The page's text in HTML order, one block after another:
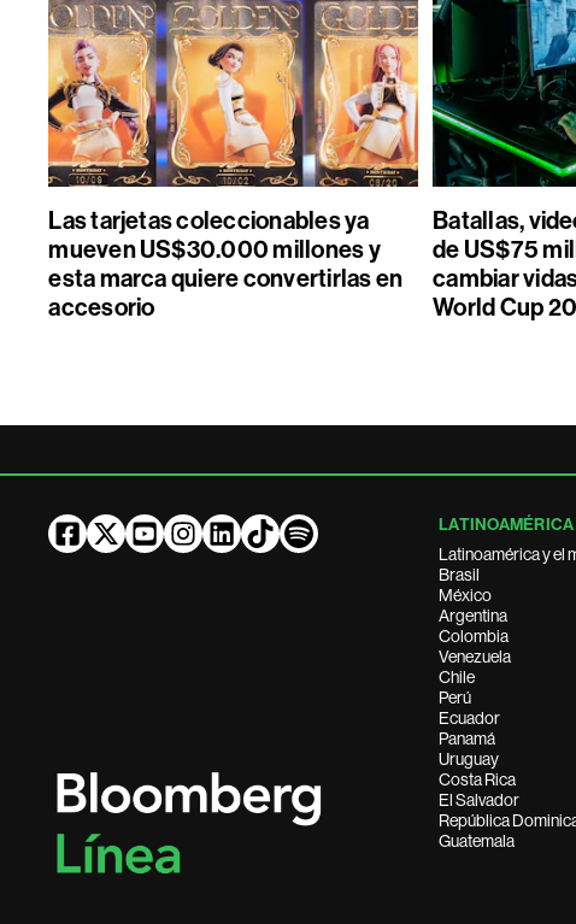
Las tarjetas coleccionables ya
mueven US$30.000 millones y
esta marca quiere convertirlas en
accesorio
Batallas,
de US$75
cambiar
World Cup
LATINOAMÉRICA
Latinoamérica y el
Brasil
México
Argentina
Colombia
Venezuela
Chile
Perú
Ecuador
Panamá
Uruguay
Costa Rica
El Salvador
República
Guatemala